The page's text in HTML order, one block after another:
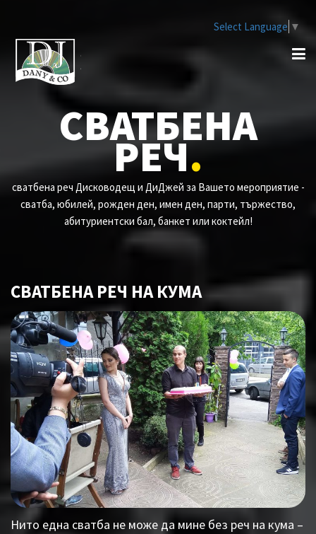
Select Language ▼
СВАТБЕНА
РЕЧ.
сватбена реч Дисководещ и ДиДжей за Вашето мероприятие -
сватба, юбилей, рожден ден, имен ден, парти, тържество,
абитуриентски бал, банкет или коктейл!
СВАТБЕНА РЕЧ НА КУМА
Нито една сватба не може да мине без реч на кума –